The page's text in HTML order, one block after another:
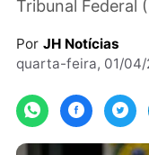
entendimento
Tribunal
quarta-feira, 01/